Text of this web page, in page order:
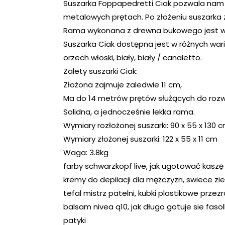
Suszarka Foppapedretti Ciak pozwala
metalowych prętach. Po złożeniu suszarka
Rama wykonana z drewna bukowego jest
Suszarka Ciak dostępna jest w różnych
orzech włoski, biały, biały / canaletto.
Zalety suszarki Ciak:
Złożona zajmuje zaledwie 11 cm,
Ma do 14 metrów prętów służących do
Solidna, a jednocześnie lekka rama.
Wymiary rozłożonej suszarki: 90 x 55 x 130
Wymiary złożonej suszarki: 122 x 55 x 11 cm
Waga: 3.8kg
farby schwarzkopf live, jak ugotować
kremy do depilacji dla mężczyzn, swiece
tefal mistrz patelni, kubki plastikowe
balsam nivea q10, jak długo gotuje sie
patyki